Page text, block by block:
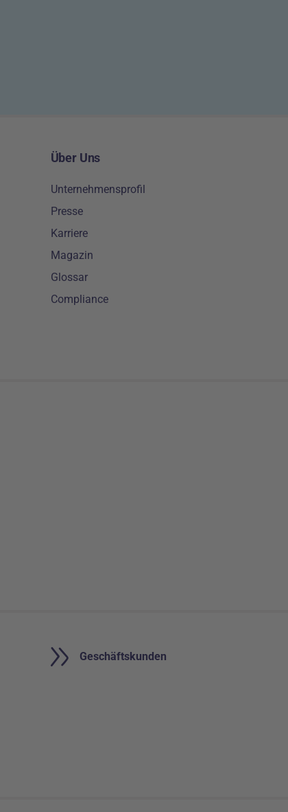
Über Uns
Unternehmensprofil
Presse
Karriere
Magazin
Glossar
Compliance
Geschäftsbereiche
Geschäftskunden